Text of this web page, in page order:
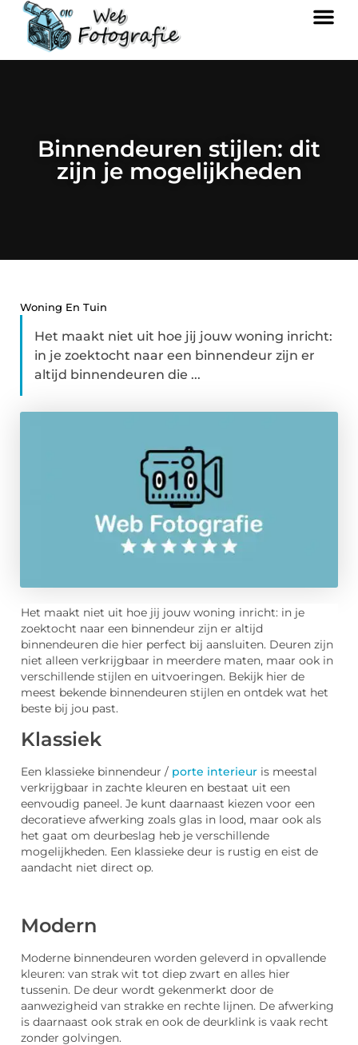
Binnendeuren stijlen: dit
zijn je mogelijkheden
Woning En Tuin
Het maakt niet uit hoe jij jouw woning inricht:
in je zoektocht naar een binnendeur zijn er
altijd binnendeuren die ...
Het maakt niet uit hoe jij jouw woning inricht: in je
zoektocht naar een binnendeur zijn er altijd
binnendeuren die hier perfect bij aansluiten. Deuren zijn
niet alleen verkrijgbaar in meerdere maten, maar ook in
verschillende stijlen en uitvoeringen. Bekijk hier de
meest bekende binnendeuren stijlen en ontdek wat het
beste bij jou past.
Klassiek
Een klassieke binnendeur / porte interieur is meestal
verkrijgbaar in zachte kleuren en bestaat uit een
eenvoudig paneel. Je kunt daarnaast kiezen voor een
decoratieve afwerking zoals glas in lood, maar ook als
het gaat om deurbeslag heb je verschillende
mogelijkheden. Een klassieke deur is rustig en eist de
aandacht niet direct op.
Modern
Moderne binnendeuren worden geleverd in opvallende
kleuren: van strak wit tot diep zwart en alles hier
tussenin. De deur wordt gekenmerkt door de
aanwezigheid van strakke en rechte lijnen. De afwerking
is daarnaast ook strak en ook de deurklink is vaak recht
zonder golvingen.